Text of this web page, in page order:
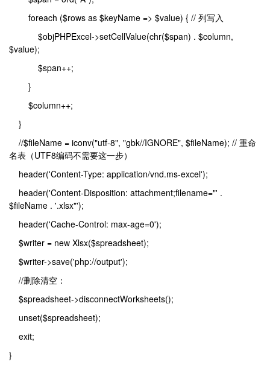
foreach ($rows as $keyName => $value) { // 列写入
$objPHPExcel->setCellValue(chr($span) . $column,
$value);
$span++;
}
$column++;
}
//$fileName = iconv("utf-8", "gbk//IGNORE", $fileName); // 重命
名表（UTF8编码不需要这一步）
header('Content-Type: application/vnd.ms-excel');
header('Content-Disposition: attachment;filename="' .
$fileName . '.xlsx"');
header('Cache-Control: max-age=0');
$writer = new Xlsx($spreadsheet);
$writer->save('php://output');
//删除清空：
$spreadsheet->disconnectWorksheets();
unset($spreadsheet);
exit;
}